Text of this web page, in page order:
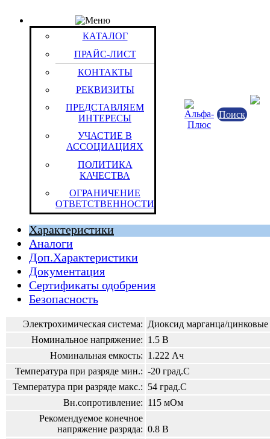
КАТАЛОГ
ПРАЙС-ЛИСТ
КОНТАКТЫ
РЕКВИЗИТЫ
ПРЕДСТАВЛЯЕМ
ИНТЕРЕСЫ
УЧАСТИЕ В
АССОЦИАЦИЯХ
ПОЛИТИКА
КАЧЕСТВА
ОГРАНИЧЕНИЕ
ОТВЕТСТВЕННОСТИ
Поиск
Товар: Эл.пит.Duracell LR 03 (PC 2400) PROCELL
(уп.10CB)
Код товара: 15918
Штука (ОКЕИ:796)
Характеристики
Аналоги
Доп.Характеристики
Документация
Сертификаты одобрения
Безопасность
Электрохимическая система: Диоксид марганца/
Номинальное напряжение: 1.5 В
Номинальная емкость: 1.222 Ач
Температура при разряде мин.: -20 град.С
Температура при разряде макс.: 54 град.С
Вн.сопротивление: 115 мОм
Рекомендуемое конечное
напряжение разряда: 0.8 В